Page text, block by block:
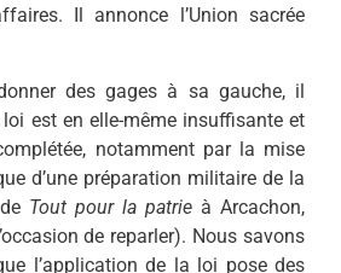
Il annonce l’Union sacrée
des gages à sa gauche, il
est en elle-même insuffisante et
notamment par la mise
d’une préparation militaire de la
Tout pour la patrie à Arcachon,
de reparler). Nous savons
l’application de la loi pose des